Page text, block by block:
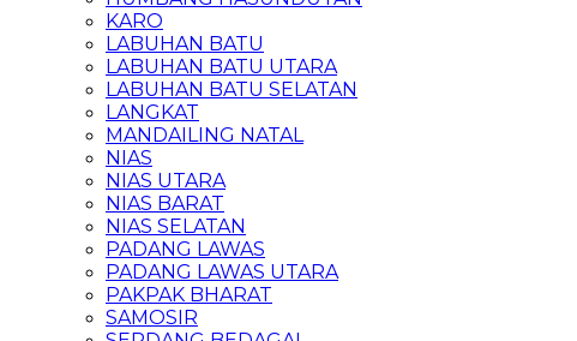
KARO
LABUHAN BATU
LABUHAN BATU UTARA
LABUHAN BATU SELATAN
LANGKAT
MANDAILING NATAL
NIAS
NIAS UTARA
NIAS BARAT
NIAS SELATAN
PADANG LAWAS
PADANG LAWAS UTARA
PAKPAK BHARAT
SAMOSIR